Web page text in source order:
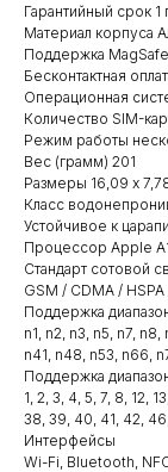
Гарантийный срок 1
Материал корпуса
Поддержка MagSafe
Бесконтактная
Операционная
Количество SIM-
Режим работы
Вес (грамм) 201
Размеры 16,09 x
Класс
Устойчивое к
Процессор Apple
Стандарт сотовой
GSM / CDMA / HSPA
Поддержка
n1, n2, n3, n5, n7,
n41, n48, n53, n66,
Поддержка
1, 2, 3, 4, 5, 7, 8, 12,
38, 39, 40, 41, 42,
Интерфейсы
Wi-Fi, Bluetooth,